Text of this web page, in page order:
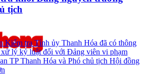
tịch
Kiểm tra Tỉnh ủy Thanh Hóa đã có thông
xử lý kỷ luật đối với Đảng viên vi phạm
TP Thanh Hóa và Phó chủ tịch Hội đồng